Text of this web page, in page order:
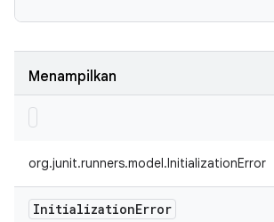
Menampilkan
org.junit.runners.model.InitializationError
InitializationError